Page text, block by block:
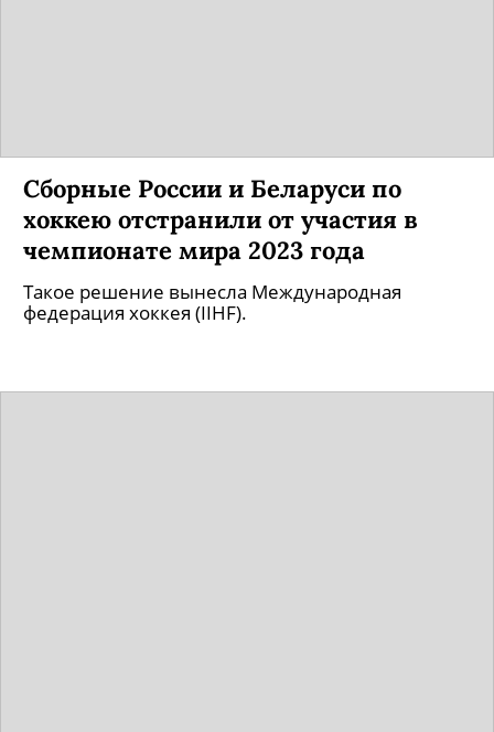
Сборные России и Беларуси по
хоккею отстранили от участия в
чемпионате мира 2023 года
Такое решение вынесла Международная
федерация хоккея (IIHF).